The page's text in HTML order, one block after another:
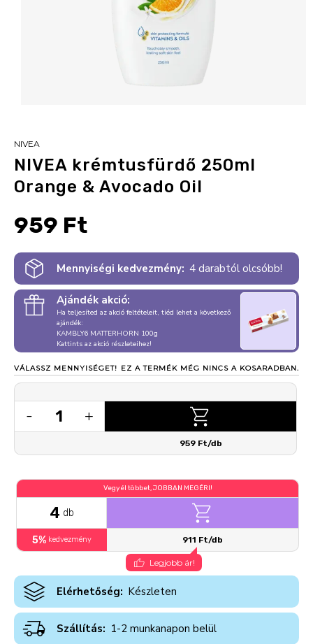
NIVEA
NIVEA krémtusfürdő 250ml
Orange & Avocado Oil
959 Ft
Mennyiségi kedvezmény: 4 darabtól olcsóbb!
Ajándék akció:
Ha teljesíted az akció feltételeit, tiéd lehet a következő
ajándék:
KAMBLY6 MATTERHORN 100g
Kattints az akció részleteihez!
VÁLASSZ MENNYISÉGET! EZ A TERMÉK MÉG NINCS A KOSARADBAN.
- 1 +
959 Ft/db
Vegyél többet, JOBBAN MEGÉRI!
4 db
5% kedvezmény 911 Ft/db
Legjobb ár!
Elérhetőség: Készleten
Szállítás: 1-2 munkanapon belül